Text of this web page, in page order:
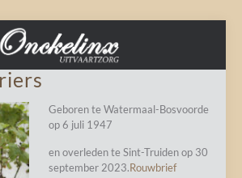
Geboren te Watermaal-Bosvoorde
op 6 juli 1947
en overleden te Sint-Truiden op 30
september 2023.Rouwbrief